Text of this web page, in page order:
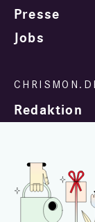
Presse
Jobs
Redaktion